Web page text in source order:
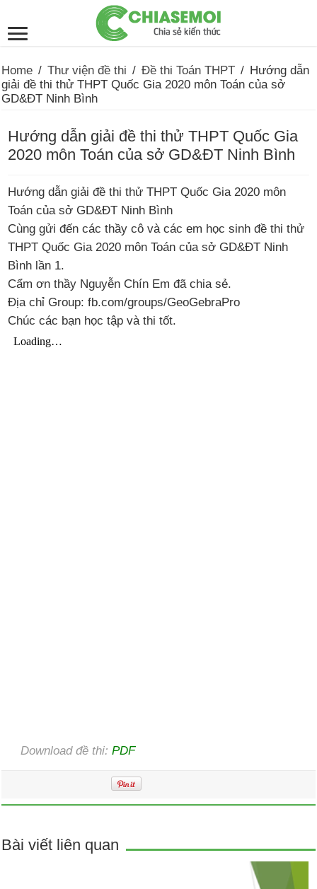
Home / Thư viện đề thi / Đề thi Toán THPT / Hướng dẫn
giải đề thi thử THPT Quốc Gia 2020 môn Toán của sở
GD&ĐT Ninh Bình
Hướng dẫn giải đề thi thử THPT Quốc Gia
2020 môn Toán của sở GD&ĐT Ninh Bình
Hướng dẫn giải đề thi thử THPT Quốc Gia 2020 môn
Toán của sở GD&ĐT Ninh Bình
Cùng gửi đến các thầy cô và các em học sinh đề thi thử
THPT Quốc Gia 2020 môn Toán của sở GD&ĐT Ninh
Bình lần 1.
Cẩm ơn thầy Nguyễn Chín Em đã chia sẻ.
Địa chỉ Group: fb.com/groups/GeoGebraPro
Chúc các bạn học tập và thi tốt.
Download đề thi:PDF
Bài viết liên quan